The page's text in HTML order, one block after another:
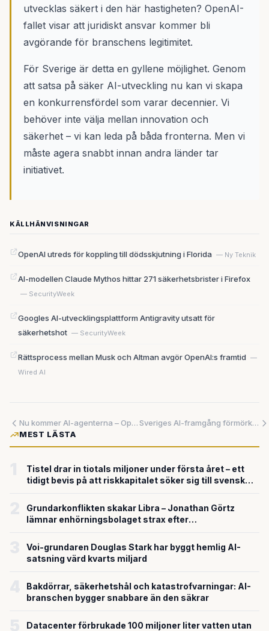
utvecklas säkert i den här hastigheten? OpenAI-
fallet visar att juridiskt ansvar kommer bli
avgörande för branschens legitimitet.
För Sverige är detta en gyllene möjlighet. Genom
att satsa på säker AI-utveckling nu kan vi skapa
en konkurrensfördel som varar decennier. Vi
behöver inte välja mellan innovation och
säkerhet – vi kan leda på båda fronterna. Men vi
måste agera snabbt innan andra länder tar
initiativet.
KÄLLHÄNVISNINGAR
OpenAI utreds för koppling till dödsskjutning i Florida — Ny Teknik
AI-modellen Claude Mythos hittar 271 säkerhetsbrister i Firefox
— SecurityWeek
Googles AI-utvecklingsplattform Antigravity utsatt för
säkerhetshot — SecurityWeek
Rättsprocess mellan Musk och Altman avgör OpenAI:s framtid —
Wired AI
Nu kommer AI-agenterna – OpenAI lanserar molnbaserade arbetsbots för företag
Sveriges AI-framgång förmörkas av diversitetskris – bara en procent av 17 miljarder till kvinnor
MEST LÄSTA
Tistel drar in tiotals miljoner under första året – ett
tidigt bevis på att riskkapitalet söker sig till svensk
Grundarkonflikten skakar Libra – Jonathan Görtz
lämnar enhörningsbolaget strax efter
Voi-grundaren Douglas Stark har byggt hemlig AI-
satsning värd kvarts miljard
Bakdörrar, säkerhetshål och katastrofvarningar: AI-
branschen bygger snabbare än den säkrar
Datacenter förbrukade 100 miljoner liter vatten utan